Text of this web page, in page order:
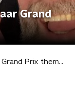
Grand
Davina Michelle speelt haar Grand Prix themalied live